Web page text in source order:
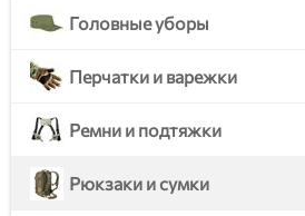
Головные уборы
Перчатки и варежки
Ремни и подтяжки
Рюкзаки и сумки